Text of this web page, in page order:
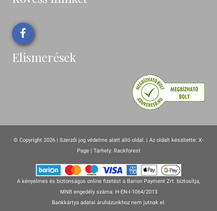
Elismerések
© Copyright 2026 | Szerzői jog védelme alatt álló oldal. | Az oldalt készítette: X-
Page| Tárhely: Rackforest
A kényelmes és biztonságos online fizetést a Barion Payment Zrt. biztosítja,
MNB engedély száma: H-EN-I-1064/2013
Bankkártya adatai áruházunkhoz nem jutnak el.